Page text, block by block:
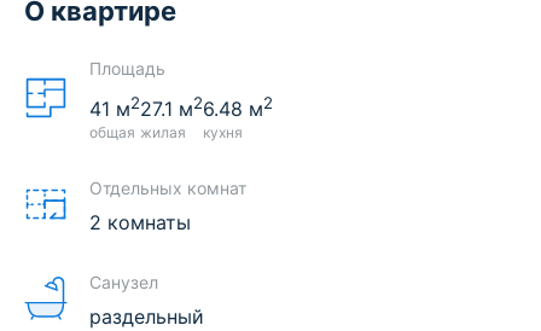
О квартире
Площадь
41 м2
общая
27.1 м2
жилая
6.48 м2
кухня
Отдельных комнат
2 комнаты
Санузел
раздельный